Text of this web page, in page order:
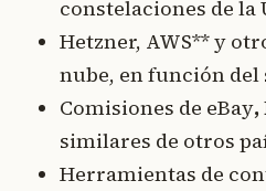
constelaciones de la
Hetzner, AWS** y
nube, en función
Comisiones de eBay,
similares de otros
Herramientas de